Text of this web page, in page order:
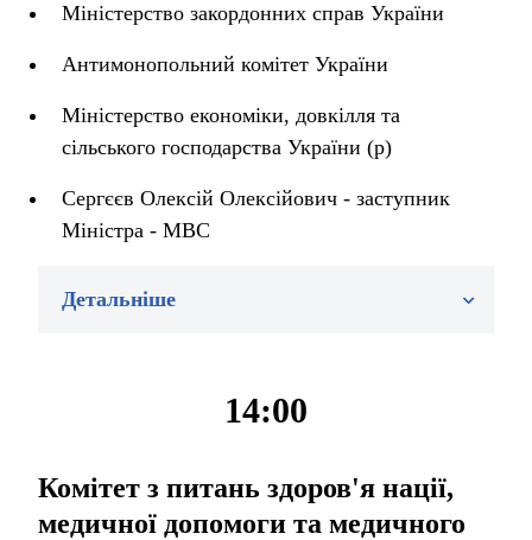
Міністерство закордонних справ України
Антимонопольний комітет України
Міністерство економіки, довкілля та
сільського господарства України (р)
Сергєєв Олексій Олексійович - заступник
Міністра - МВС
Детальніше
14:00
Комітет з питань здоров'я нації,
медичної допомоги та медичного